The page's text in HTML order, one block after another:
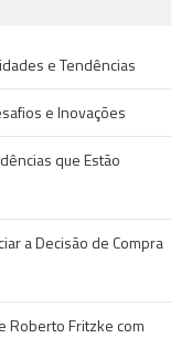
e Tendências
e Inovações
que Estão
a Decisão de Compra
Roberto Fritzke com